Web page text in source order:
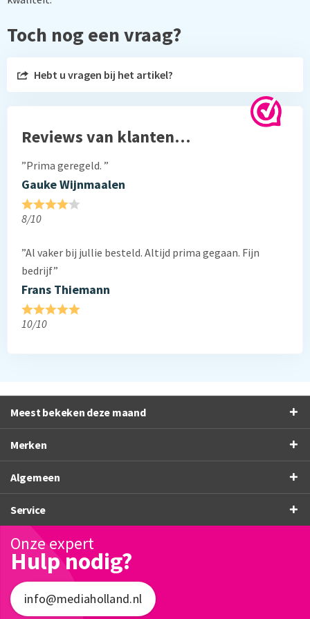
Toch nog een vraag?
Hebt u vragen bij het artikel?
Reviews van klanten…
”Prima geregeld. ”
Gauke Wijnmaalen
8/10
”Al vaker bij jullie besteld. Altijd prima gegaan. Fijn
bedrijf”
Frans Thiemann
10/10
Meest bekeken deze maand
Merken
Algemeen
Service
Onze expert
Hulp nodig?
info@mediaholland.nl